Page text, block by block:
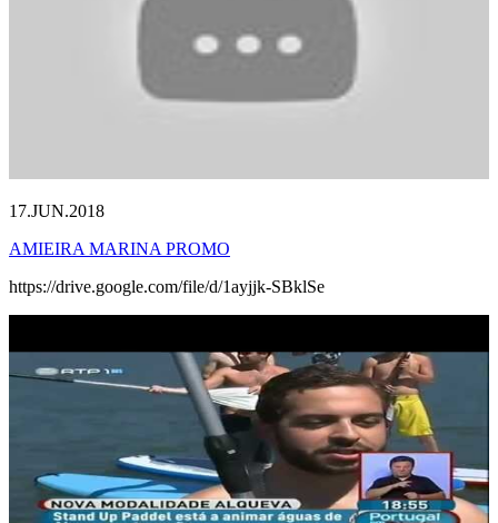
17.JUN.2018
AMIEIRA MARINA PROMO
https://drive.google.com/file/d/1ayjjk-SBklSe